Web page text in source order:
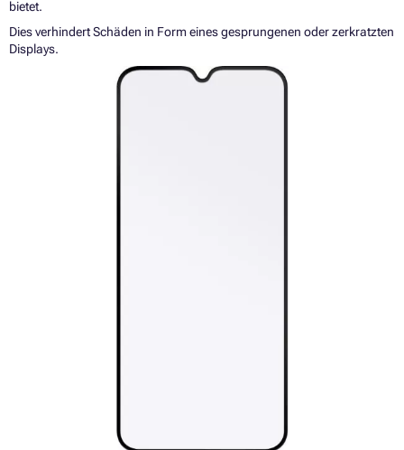
bietet.
Dies verhindert Schäden in Form eines gesprungenen oder zerkratzten
Displays.